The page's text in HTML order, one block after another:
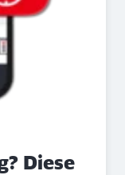
Diese